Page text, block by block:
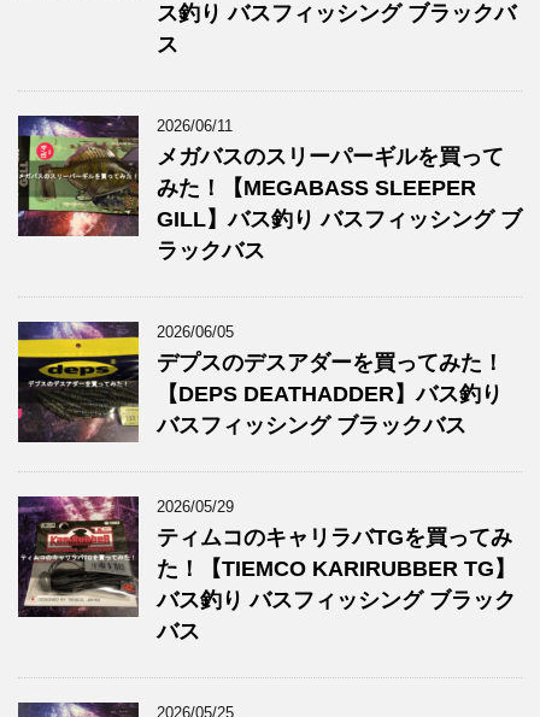
ス釣り バスフィッシング ブラックバ
ス
2026/06/11
メガバスのスリーパーギルを買って
みた！【MEGABASS SLEEPER
GILL】バス釣り バスフィッシング ブ
ラックバス
2026/06/05
デプスのデスアダーを買ってみた！
【DEPS DEATHADDER】バス釣り
バスフィッシング ブラックバス
2026/05/29
ティムコのキャリラバTGを買ってみ
た！【TIEMCO KARIRUBBER TG】
バス釣り バスフィッシング ブラック
バス
2026/05/25